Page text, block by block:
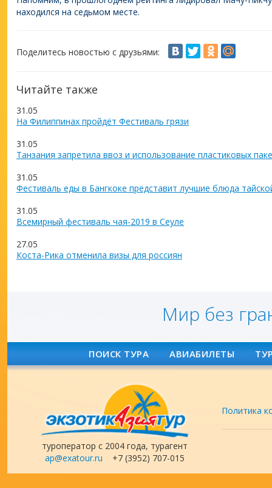
находился на седьмом месте.
Поделитесь новостью с друзьями:
Читайте также
31.05
На Филиппинах пройдёт Фестиваль грязи
31.05
Танзания запретила ввоз и использование пластиковых
31.05
Фестиваль еды в Бангкоке представит лучшие блюда
31.05
Всемирный фестиваль чая-2019 в Сеуле
27.05
Коста-Рика отменила визы для россиян
Мир без
ПОИСК ТУРА АВИАБИЛЕТЫ
туроператор с 2004 года, турагент
ap@exatour.ru +7 (3952) 707-015
Политика